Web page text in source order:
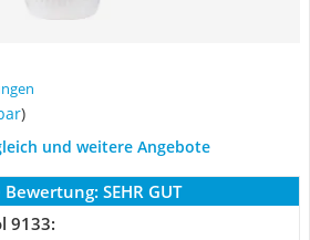
)
und weitere Angebote
Bewertung: SEHR GUT
9133: